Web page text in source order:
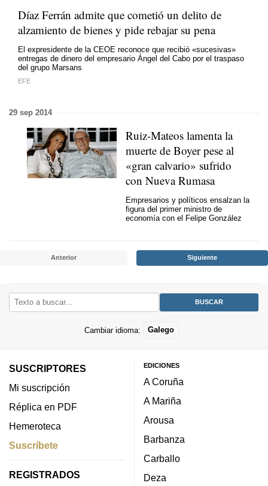
Díaz Ferrán admite que cometió un delito de
alzamiento de bienes y pide rebajar su pena
El expresidente de la CEOE reconoce que recibió «sucesivas»
entregas de dinero del empresario Ángel del Cabo por el traspaso
del grupo Marsans
EFE
29 sep 2014
Ruiz-Mateos lamenta la
muerte de Boyer pese al
«gran calvario» sufrido
con Nueva Rumasa
Empresarios y políticos ensalzan la
figura del primer ministro de
economía con el Felipe González
Anterior Siguiente
Cambiar idioma: Galego
SUSCRIPTORES
Mi suscripción
Réplica en PDF
Hemeroteca
Suscríbete
REGISTRADOS
EDICIONES
A Coruña
A Mariña
Arousa
Barbanza
Carballo
Deza